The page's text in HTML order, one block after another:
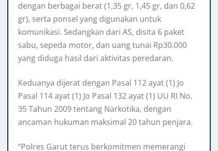
dengan berbagai berat (1,35 gr, 1,45 gr, dan 0,62
gr), serta ponsel yang digunakan untuk
komunikasi. Sedangkan dari AS, disita 6 paket
sabu, sepeda motor, dan uang tunai Rp30.000
yang diduga hasil dari aktivitas peredaran.
Keduanya dijerat dengan Pasal 112 ayat (1) Jo
Pasal 114 ayat (1) Jo Pasal 132 ayat (1) UU RI No.
35 Tahun 2009 tentang Narkotika, dengan
ancaman hukuman maksimal 20 tahun penjara.
“Polres Garut terus berkomitmen memerangi